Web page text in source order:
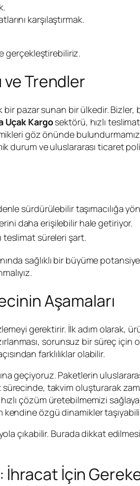
karşılaştırmak.
gerçekleştirebiliriz.
ve Trendler
bir pazar sunan bir ülkedir.
Uçak Kargosektörü, hızlı
göz önünde
ve uluslararası ticaret
sürdürülebilir taşımacılığa
daha erişilebilir hale getiriyor.
teslimat süreleri şart.
sağlıklı bir büyüme
Aşamaları
gerektirir. İlk adım olarak,
sorunsuz bir süreç
farklılıklar olabilir.
geçiyoruz. Paketlerin
sürecinde, takvim oluşturarak
çözüm üretebilmemizi
kendine özgü dinamikler
çıkabilir. Burada dikkat
İhracat İçin